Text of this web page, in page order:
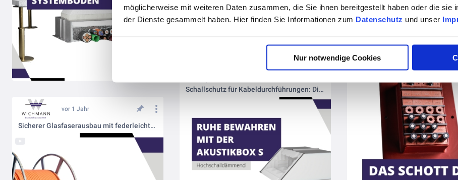
möglicherweise mit weiteren Daten zusammen, die Sie ihnen bereitgestellt haben oder die sie
der Dienste gesammelt haben. Hier finden Sie Informationen zum Datenschutz und unser
Nur notwendige Cookies
vor 11 Monaten
Schallschutz für Kabeldurchführungen: Die Akustikbox S
vor 1 Jahr
Sicherer Glasfaserausbau mit federleichtem Brandschutzkanal